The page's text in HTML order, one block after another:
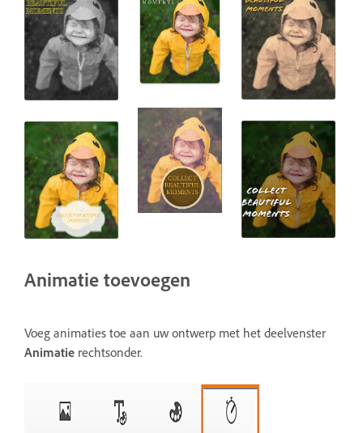
Animatie toevoegen
Voeg animaties toe aan uw ontwerp met het deelvenster
Animatie rechtsonder.